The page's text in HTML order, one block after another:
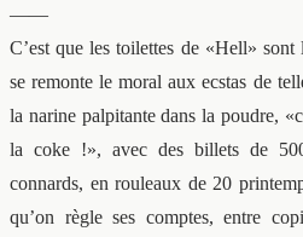
——
C’est que les toilettes de «Hell»
se remonte le moral aux ecstas de
la narine palpitante dans la poudre,
la coke !», avec des billets de
connards, en rouleaux de 20
qu’on règle ses comptes, entre